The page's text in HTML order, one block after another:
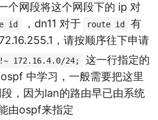
个网段将这个网段下的 ip 对
id ，dn11 对于 route id
有
，请按顺序往下申请
172.16.4.0/24;
这一行指定的
中学习，一般需要把这里
，因为lan的路由早已由系统
由ospf来指定